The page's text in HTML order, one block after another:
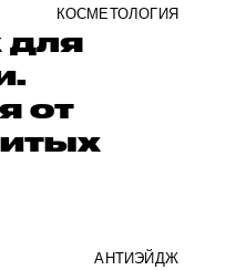
КОСМЕТОЛОГИЯ
для
от
АНТИЭЙДЖ